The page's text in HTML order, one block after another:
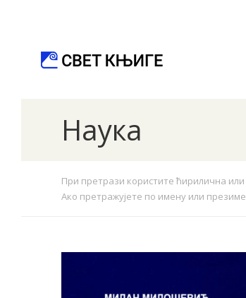
Наука
При претрази користите ћирилична или
Ако претражујете по имену или